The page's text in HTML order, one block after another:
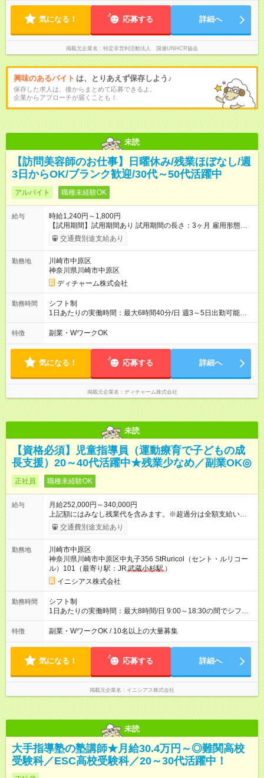
契約でトライアル期間（給与・待遇に差異なし）
や月水金日、火水金土日など フルタイムで取り組みたい方も、
Ｗワーク希望の方も歓迎◎
気になる！ 応募する 詳細へ
掲載元企業名 特定非営利活動法人 国連UNHCR協会
興味のあるバイト は、とりあえず保存しよう♪
保存した求人は、後からまとめて応募できるよ。
企業からアプローチが届くことも！
未読
【訪問美容師のお仕事】日曜休み/残業ほぼなし/週
3日からOK/ブランク歓迎/30代～50代活躍中
アルバイト 職種未経験OK
給与
時給1,240円～1,800円
【試用期間】試用期間あり 試用期間の長さ：3ヶ月 雇用形態、
給与は本採用時と同じです。
交通費別途支給あり
勤務地
川崎市中原区
神奈川県川崎市中原区
ディチャーム株式会社
勤務時間
シフト制
1日あたりの実働時間：最大6時間40分/日 週3～5日出勤可能な
方 （シフト例） 9:00～16:40（休憩1時間含む） ご希望に合わせ
て勤務終了時間はご相談可能です ※勤務地により多少の前後
特徴 副業・WワークOK
気になる！ 応募する 詳細へ
掲載元企業名 ディチャーム株式会社
未読
【資格必須】児童指導員（運動療育で子どもの成
長支援）20～40代活躍中★残業少なめ／副業OK◎
正社員 職種未経験OK
給与
月給252,000円～340,000円
上記額にはみなし残業代を含みます。※超過分は全額支給いたし
ます。 みなし残業代 40,000円／月 みなし残業時間 20時間／月
月給25.2万円以上＋各種手当＋賞与年1回 ※上記には固定残業代
は別途支給。実際の残業時間は月10時間ほどです。 【試用期
間】試用期間あり 試用期間の長さ：3ヶ月 雇用形態、給与は本
採用時と同じです。 試用期間の3ヶ月中の条件変更はありませ
ん。
交通費別途支給あり
勤務地
川崎市中原区
神奈川県川崎市中原区中丸子356 StRuricol（セント・ルリコー
ル）101（最寄り駅：JR 武蔵小杉駅 ）
イニシアス株式会社
勤務時間
シフト制
1日あたりの実働時間：最大8時間/日 9:00～18:30の間でシフト
制（実働8ｈ） ※休憩1時間 ※実働 週/40時間 ◎残業は月10時
間ほど。持ち帰り仕事はありません。
特徴 副業・WワークOK / 10名以上の大量募集
気になる！ 応募する 詳細へ
掲載元企業名 イニシアス株式会社
未読
大手指導塾の塾講師★月給30.4万円～◎難関高校
受験科／ESC高校受験科／20～30代活躍中！